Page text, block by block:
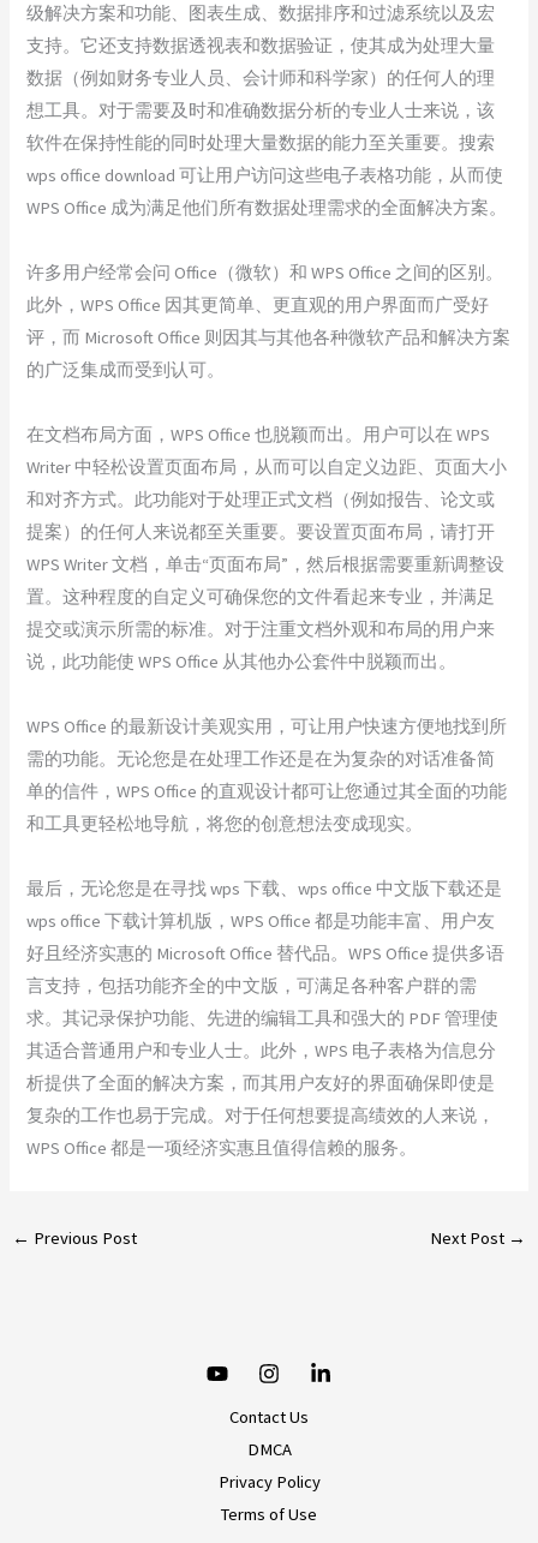
级解决方案和功能、图表生成、数据排序和过滤系统以及宏
支持。它还支持数据透视表和数据验证，使其成为处理大量
数据（例如财务专业人员、会计师和科学家）的任何人的理
想工具。对于需要及时和准确数据分析的专业人士来说，该
软件在保持性能的同时处理大量数据的能力至关重要。搜索
wps office download 可让用户访问这些电子表格功能，从而使
WPS Office 成为满足他们所有数据处理需求的全面解决方案。
许多用户经常会问 Office（微软）和 WPS Office 之间的区别。
此外，WPS Office 因其更简单、更直观的用户界面而广受好
评，而 Microsoft Office 则因其与其他各种微软产品和解决方案
的广泛集成而受到认可。
在文档布局方面，WPS Office 也脱颖而出。用户可以在 WPS
Writer 中轻松设置页面布局，从而可以自定义边距、页面大小
和对齐方式。此功能对于处理正式文档（例如报告、论文或
提案）的任何人来说都至关重要。要设置页面布局，请打开
WPS Writer 文档，单击“页面布局”，然后根据需要重新调整设
置。这种程度的自定义可确保您的文件看起来专业，并满足
提交或演示所需的标准。对于注重文档外观和布局的用户来
说，此功能使 WPS Office 从其他办公套件中脱颖而出。
WPS Office 的最新设计美观实用，可让用户快速方便地找到所
需的功能。无论您是在处理工作还是在为复杂的对话准备简
单的信件，WPS Office 的直观设计都可让您通过其全面的功能
和工具更轻松地导航，将您的创意想法变成现实。
最后，无论您是在寻找 wps 下载、wps office 中文版下载还是
wps office 下载计算机版，WPS Office 都是功能丰富、用户友
好且经济实惠的 Microsoft Office 替代品。WPS Office 提供多语
言支持，包括功能齐全的中文版，可满足各种客户群的需
求。其记录保护功能、先进的编辑工具和强大的 PDF 管理使
其适合普通用户和专业人士。此外，WPS 电子表格为信息分
析提供了全面的解决方案，而其用户友好的界面确保即使是
复杂的工作也易于完成。对于任何想要提高绩效的人来说，
WPS Office 都是一项经济实惠且值得信赖的服务。
← Previous Post Next Post →
Contact Us
DMCA
Privacy Policy
Terms of Use